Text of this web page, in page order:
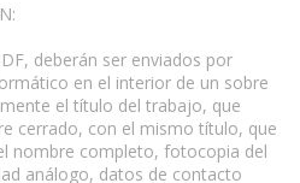
deberán ser enviados por
en el interior de un sobre
el título del trabajo, que
cerrado, con el mismo título, que
nombre completo, fotocopia del
análogo, datos de contacto